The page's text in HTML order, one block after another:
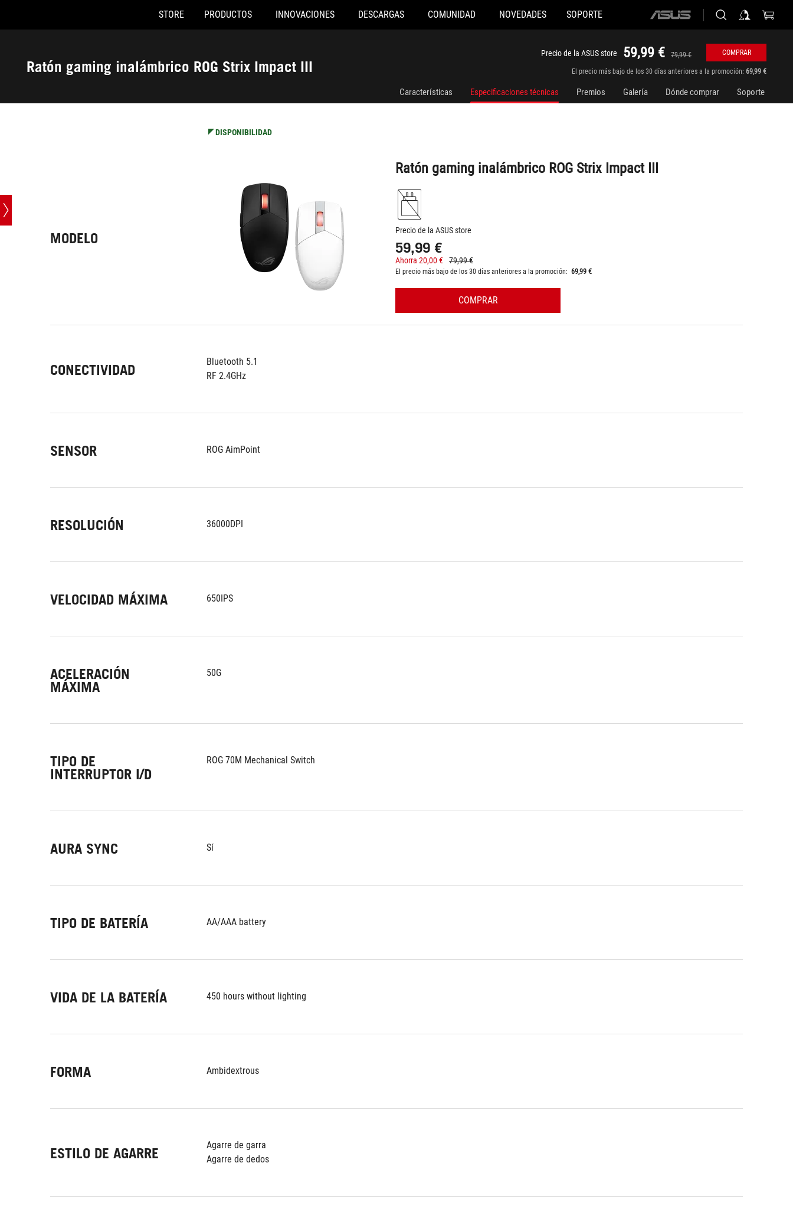
Accessibility links
STORE PRODUCTOS INNOVACIONES DESCARGAS COMUNIDAD NOVEDADES SOPORTE
ASUS
Ratón gaming inalámbrico ROG Strix Impact III
Precio de la ASUS store 59,99 € 79,99 € COMPRAR
El precio más bajo de los 30 días anteriores a la promoción: 69,99 €
Características Especificaciones técnicas Premios Galería Dónde comprar Soporte
MODELO
DISPONIBILIDAD
Ratón gaming inalámbrico ROG Strix Impact III
Precio de la ASUS store
59,99 €
Ahorra 20,00 € 79,99 €
El precio más bajo de los 30 días anteriores a la promoción: 69,99 €
COMPRAR
CONECTIVIDAD
Bluetooth 5.1
RF 2.4GHz
SENSOR ROG AimPoint
RESOLUCIÓN 36000DPI
VELOCIDAD MÁXIMA 650IPS
ACELERACIÓN
MÁXIMA
50G
TIPO DE
INTERRUPTOR I/D
ROG 70M Mechanical Switch
AURA SYNC Sí
TIPO DE BATERÍA AA/AAA battery
VIDA DE LA BATERÍA 450 hours without lighting
FORMA Ambidextrous
ESTILO DE AGARRE
Agarre de garra
Agarre de dedos
Ratón gaming inalámbrico ROG Strix Impact III